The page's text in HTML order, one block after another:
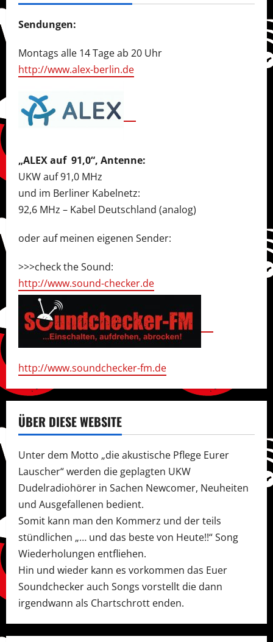
Sendungen:
Montags alle 14 Tage ab 20 Uhr
http://www.alex-berlin.de
„ALEX auf 91,0“, Antenne:
UKW auf 91,0 MHz
und im Berliner Kabelnetz:
92,6 MHz – Kabel Deutschland (analog)
oder auf meinen eigenen Sender:
>>>check the Sound:
http://www.sound-checker.de
http://www.soundchecker-fm.de
ÜBER DIESE WEBSITE
Unter dem Motto „die akustische Pflege Eurer
Lauscher“ werden die geplagten UKW
Dudelradiohörer in Sachen Newcomer, Neuheiten
und Ausgefallenen bedient.
Somit kann man den Kommerz und der teils
stündlichen „… und das beste von Heute!!“ Song
Wiederholungen entfliehen.
Hin und wieder kann es vorkommen das Euer
Soundchecker auch Songs vorstellt die dann
irgendwann als Chartschrott enden.